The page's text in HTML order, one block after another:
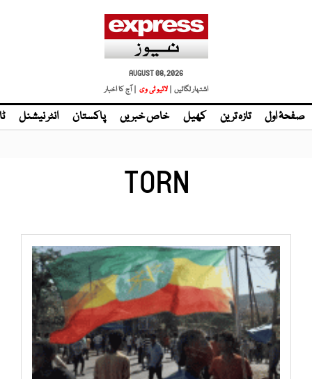
AUGUST 08, 2026
اشتہار لگائیں |
| آج کا اخبار
صفحۂ اول تازہ ترین کھیل خاص خبریں پاکستان انٹر نیشنل
TORN